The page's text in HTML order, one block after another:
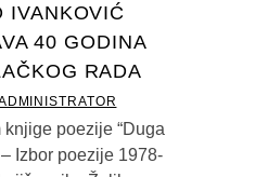
IVANKOVIĆ
40 GODINA
RADA
poezije “Duga
Izbor poezije 1978-